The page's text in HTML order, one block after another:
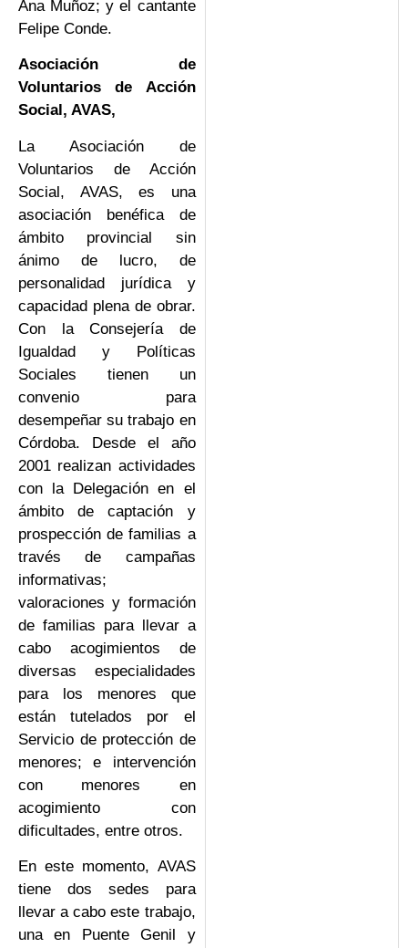
Ana Muñoz; y el cantante
Felipe Conde.
Asociación de
Voluntarios de Acción
Social, AVAS,
La Asociación de
Voluntarios de Acción
Social, AVAS, es una
asociación benéfica de
ámbito provincial sin
ánimo de lucro, de
personalidad jurídica y
capacidad plena de obrar.
Con la Consejería de
Igualdad y Políticas
Sociales tienen un
convenio para
desempeñar su trabajo en
Córdoba. Desde el año
2001 realizan actividades
con la Delegación en el
ámbito de captación y
prospección de familias a
través de campañas
informativas;
valoraciones y formación
de familias para llevar a
cabo acogimientos de
diversas especialidades
para los menores que
están tutelados por el
Servicio de protección de
menores; e intervención
con menores en
acogimiento con
dificultades, entre otros.
En este momento, AVAS
tiene dos sedes para
llevar a cabo este trabajo,
una en Puente Genil y